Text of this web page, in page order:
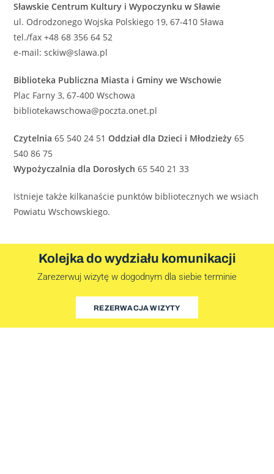
Sławskie Centrum Kultury i Wypoczynku w Sławie
ul. Odrodzonego Wojska Polskiego 19, 67-410 Sława
tel./fax +48 68 356 64 52
e-mail: sckiw@slawa.pl
Biblioteka Publiczna Miasta i Gminy we Wschowie
Plac Farny 3, 67-400 Wschowa
bibliotekawschowa@poczta.onet.pl
Czytelnia 65 540 24 51Oddział dla Dzieci i Młodzieży 65
540 86 75
Wypożyczalnia dla Dorosłych 65 540 21 33
Istnieje także kilkanaście punktów bibliotecznych we wsiach
Powiatu Wschowskiego.
Kolejka do wydziału komunikacji
Zarezerwuj wizytę w dogodnym dla siebie terminie
REZERWACJA WIZYTY